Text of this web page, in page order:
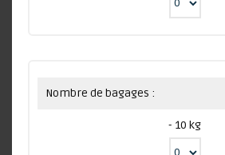
Nombre de bagages :
- 10 kg